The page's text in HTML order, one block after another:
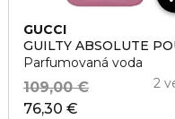
GUCCI
GUILTY ABSOLUTE
Parfumovaná voda
76,30 €
109,00 € 2